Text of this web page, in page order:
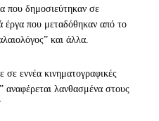
που δημοσιεύτηκαν σε
έργα που μεταδόθηκαν από το
και άλλα.
εννέα κινηματογραφικές
” αναφέρεται λανθασμένα στους